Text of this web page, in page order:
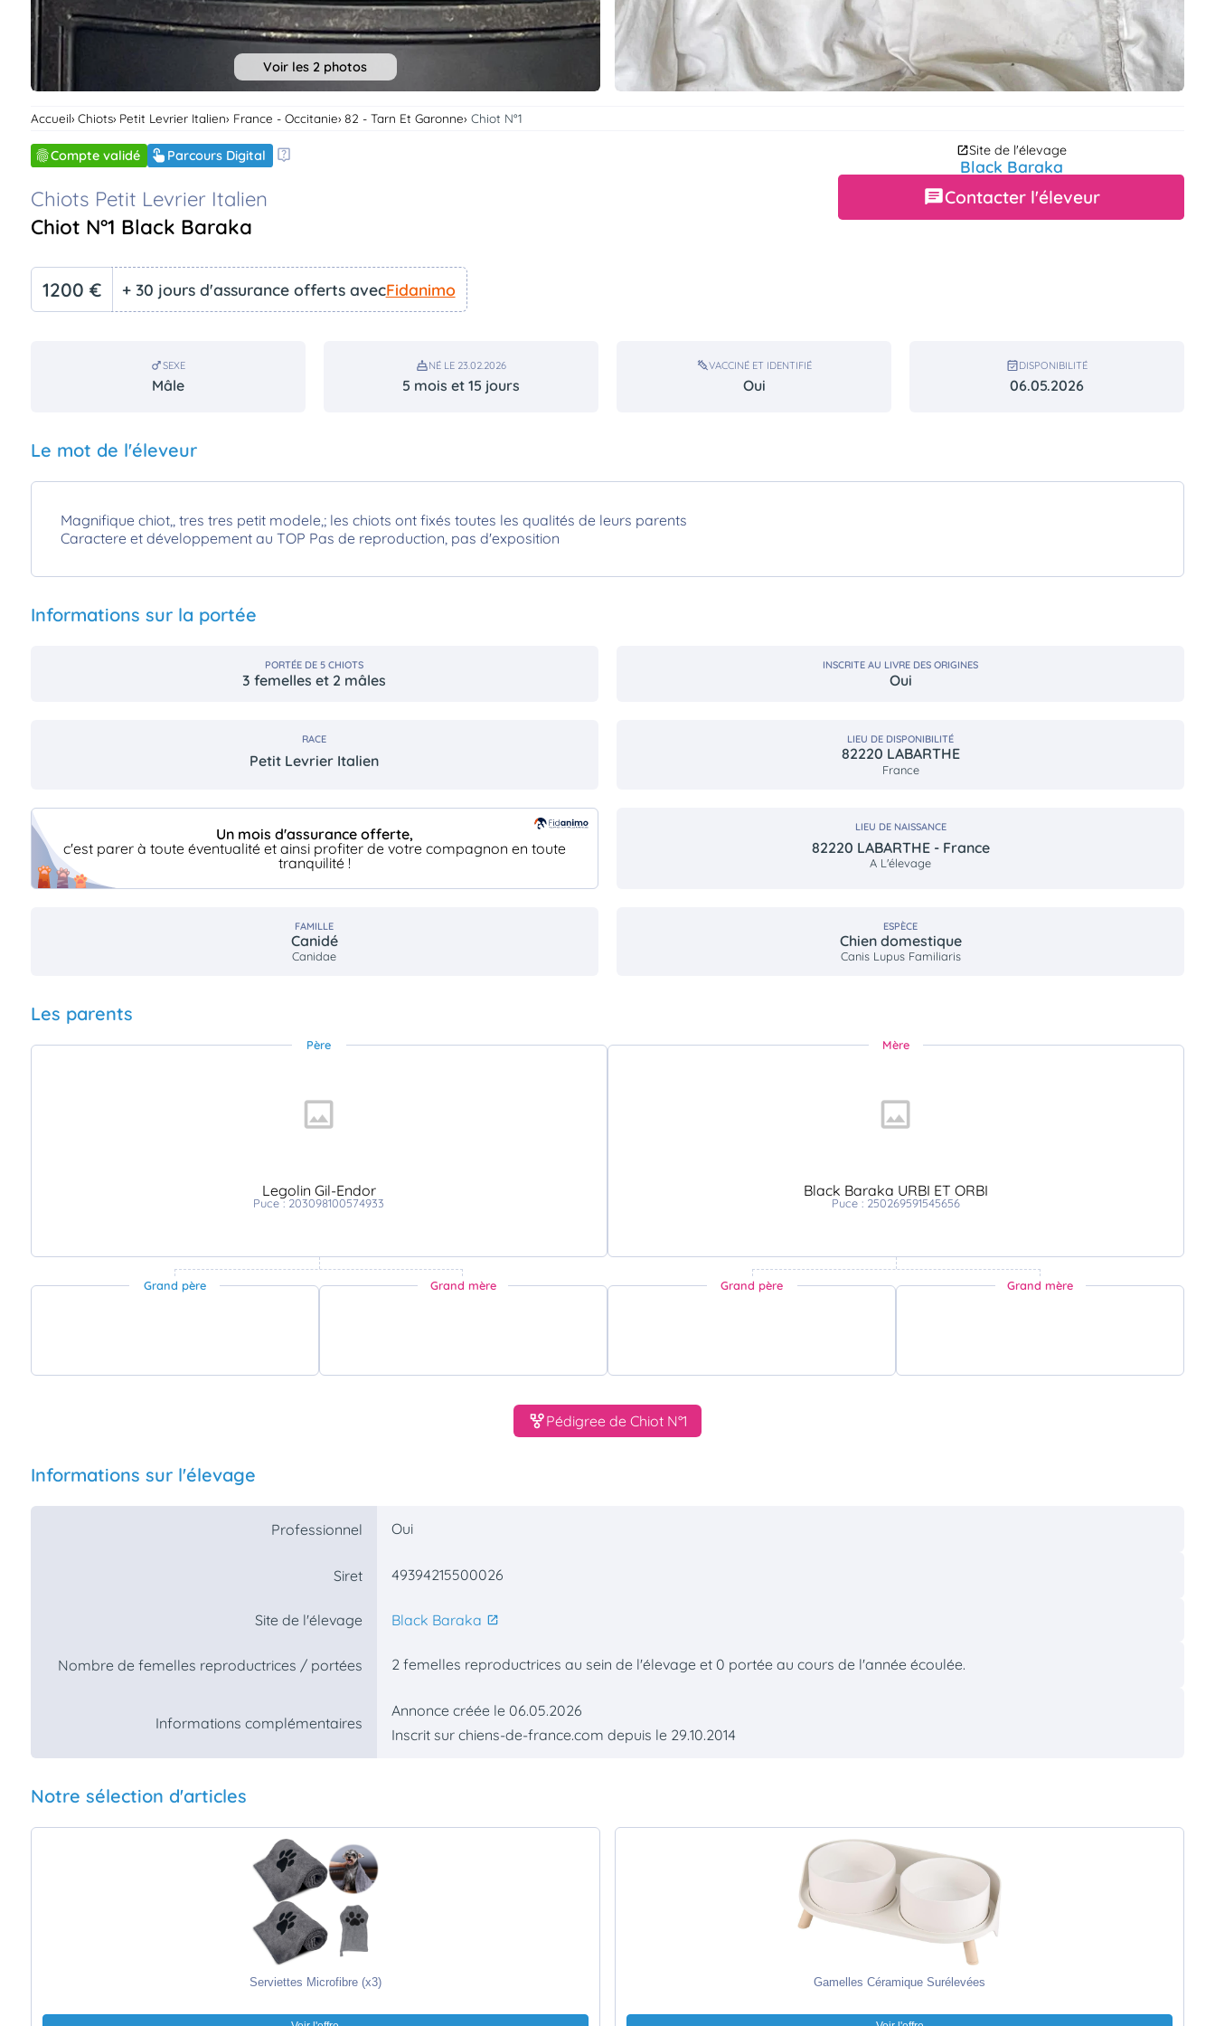
Voir les 2 photos
Accueil Chiots Petit Levrier Italien France - Occitanie 82 - Tarn Et Garonne Chiot N°1
Compte validé Parcours Digital
Chiots Petit Levrier Italien
Chiot N°1 Black Baraka
1200 € + 30 jours d'assurance offerts avecFidanimo
Site de l'élevage
Black Baraka
Contacter l'éleveur
SEXE
Mâle
NÉ LE 23.02.2026
5 mois et 15 jours
VACCINÉ ET IDENTIFIÉ
Oui
DISPONIBILITÉ
06.05.2026
Le mot de l'éleveur
Magnifique chiot,, tres tres petit modele,; les chiots ont fixés toutes les qualités de leurs parents
Caractere et développement au TOP Pas de reproduction, pas d'exposition
Informations sur la portée
PORTÉE DE 5 CHIOTS
3 femelles et 2 mâles
INSCRITE AU LIVRE DES ORIGINES
Oui
RACE
Petit Levrier Italien
LIEU DE DISPONIBILITÉ
82220 LABARTHE
France
Un mois d'assurance offerte,
c'est parer à toute éventualité et ainsi profiter de votre compagnon en toute
tranquilité !
LIEU DE NAISSANCE
82220 LABARTHE - France
A L'élevage
FAMILLE
Canidé
Canidae
ESPÈCE
Chien domestique
Canis Lupus Familiaris
Les parents
Père
Legolin Gil-Endor
Puce : 203098100574933
Grand père Grand mère
Mère
Black Baraka URBI ET ORBI
Puce : 250269591545656
Grand père Grand mère
Pédigree de Chiot N°1
Informations sur l'élevage
Professionnel Oui
Siret 49394215500026
Site de l'élevage Black Baraka
Nombre de femelles reproductrices / portées 2 femelles reproductrices au sein de l'élevage et 0 portée au cours de l'année écoulée.
Informations complémentaires
Annonce créée le 06.05.2026
Inscrit sur chiens-de-france.com depuis le 29.10.2014
Notre sélection d'articles
Serviettes Microfibre (x3) Gamelles Céramique Surélevées